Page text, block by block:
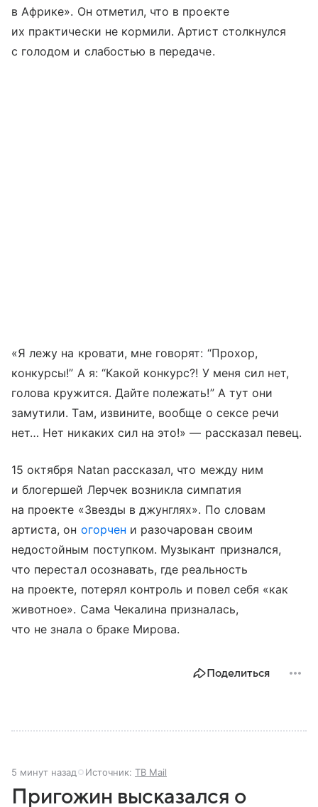
в Африке». Он отметил, что в проекте
их практически не кормили. Артист столкнулся
с голодом и слабостью в передаче.
«Я лежу на кровати, мне говорят: “Прохор,
конкурсы!” А я: “Какой конкурс?! У меня сил нет,
голова кружится. Дайте полежать!” А тут они
замутили. Там, извините, вообще о сексе речи
нет… Нет никаких сил на это!» — рассказал певец.
15 октября Natan рассказал, что между ним
и блогершей Лерчек возникла симпатия
на проекте «Звезды в джунглях». По словам
артиста, он огорчен и разочарован своим
недостойным поступком. Музыкант признался,
что перестал осознавать, где реальность
на проекте, потерял контроль и повел себя «как
животное». Сама Чекалина призналась,
что не знала о браке Мирова.
Поделиться
5 минут назад Источник: ТВ Mail
Пригожин высказался о